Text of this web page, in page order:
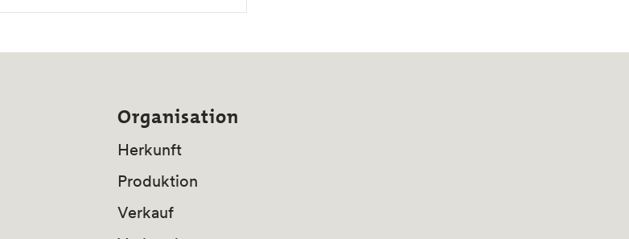
Organisation
Herkunft
Produktion
Verkauf